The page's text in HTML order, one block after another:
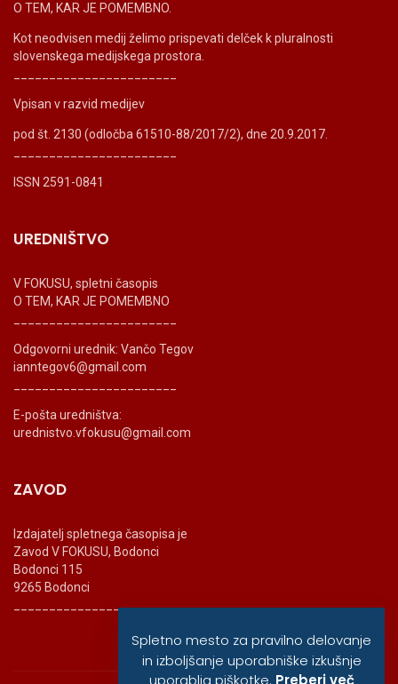
O TEM, KAR JE POMEMBNO.
Kot neodvisen medij želimo prispevati delček k pluralnosti
slovenskega medijskega prostora.
Vpisan v razvid medijev
pod št. 2130 (odločba 61510-88/2017/2), dne 20.9.2017.
ISSN 2591-0841
UREDNIŠTVO
V FOKUSU, spletni časopis
O TEM, KAR JE POMEMBNO
Odgovorni urednik: Vančo Tegov
ianntegov6@gmail.com
E-pošta uredništva:
urednistvo.vfokusu@gmail.com
ZAVOD
Izdajatelj spletnega časopisa je
Zavod V FOKUSU, Bodonci
Bodonci 115
9265 Bodonci
_______________________
Spletno mesto za pravilno delovanje
in izboljšanje uporabniške izkušnje
uporablja piškotke. Preberi več